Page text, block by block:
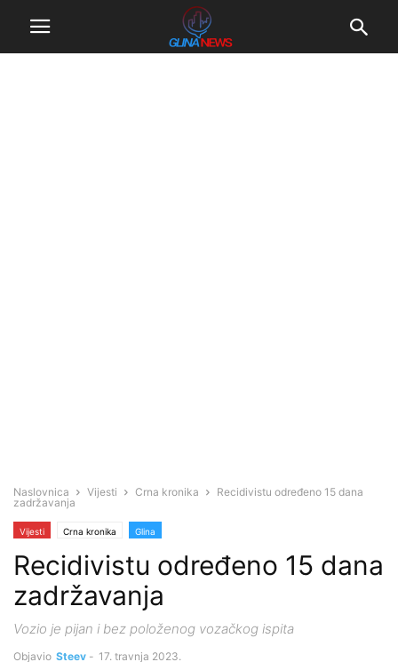
Naslovnica Vijesti Crna kronika
​Recidivistu određeno 15 dana
zadržavanja
Vijesti Crna kronika Glina
​Recidivistu određeno 15 dana
zadržavanja
Vozio je pijan i bez položenog vozačkog ispita
Objavio Steev - 17. travnja 2023.